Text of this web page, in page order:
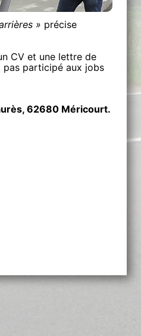
» précise
CV et une lettre de
pas participé aux jobs
62680 Méricourt.